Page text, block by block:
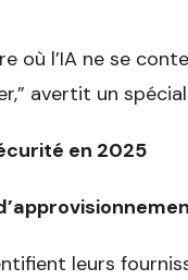
où l’IA ne se
avertit un
en 2025
leurs